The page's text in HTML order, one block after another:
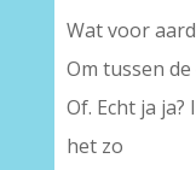
Wat voor
Om tussen
Of. Echt ja ja?
het zo